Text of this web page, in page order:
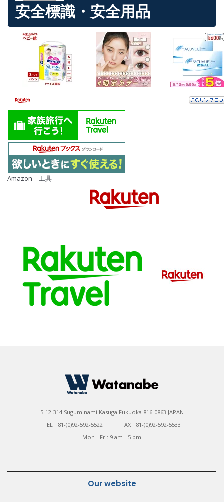
安全標識・安全用品
Amazon 工具
5-12-314 Suguminami Kasuga Fukuoka 816-0863 JAPAN
TEL +81-(0)92-592-5522 | FAX +81-(0)92-592-5533
Mon - Fri: 9 am - 5 pm
Our website